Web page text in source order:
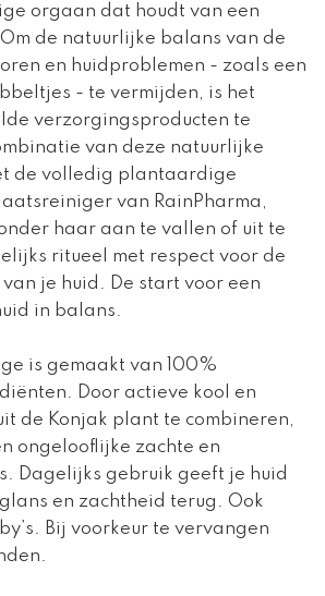
orgaan dat houdt van een
de natuurlijke balans van de
en huidproblemen - zoals een
- te vermijden, is het
verzorgingsproducten te
van deze natuurlijke
de volledig plantaardige
van RainPharma,
haar aan te vallen of uit te
ritueel met respect voor de
je huid. De start voor een
in balans.
is gemaakt van 100%
Door actieve kool en
de Konjak plant te combineren,
ongelooflijke zachte en
Dagelijks gebruik geeft je huid
en zachtheid terug. Ook
Bij voorkeur te vervangen